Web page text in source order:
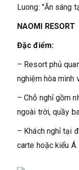
Luong: "Ăn sáng
NAOMI RESORT
Đặc điểm:
– Resort phủ
nghiệm hòa mình
– Chỗ nghỉ gồm
ngoài trời, quầy
– Khách nghỉ tại
carte hoặc kiểu Á.